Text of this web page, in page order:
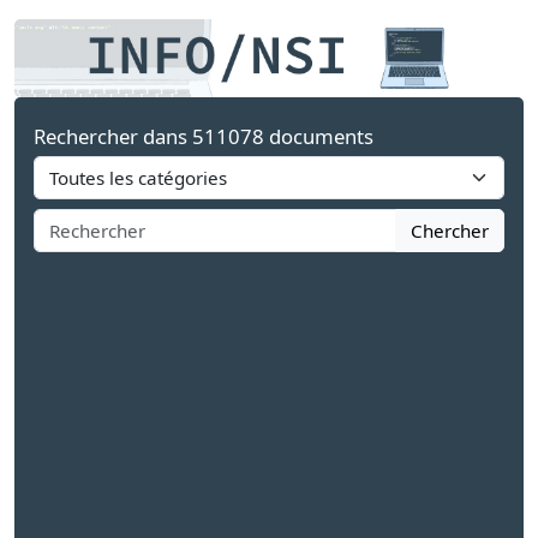
Rechercher dans 511078 documents
Chercher